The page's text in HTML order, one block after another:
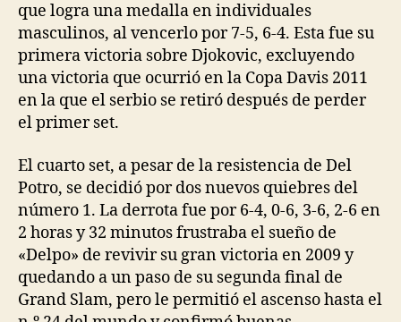
que logra una medalla en individuales
masculinos, al vencerlo por 7-5, 6-4. Esta fue su
primera victoria sobre Djokovic, excluyendo
una victoria que ocurrió en la Copa Davis 2011
en la que el serbio se retiró después de perder
el primer set.
El cuarto set, a pesar de la resistencia de Del
Potro, se decidió por dos nuevos quiebres del
número 1. La derrota fue por 6-4, 0-6, 3-6, 2-6 en
2 horas y 32 minutos frustraba el sueño de
«Delpo» de revivir su gran victoria en 2009 y
quedando a un paso de su segunda final de
Grand Slam, pero le permitió el ascenso hasta el